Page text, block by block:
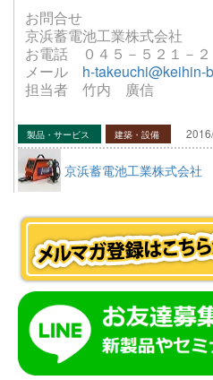
お問合せ
京浜蓄電池工業株式会社
お電話 ０４５－５２１－２
メール h-takeuchi@keihin-
担当者 竹内 廣信
製品・サービス 建築・設備
京浜蓄電池工業株式会社